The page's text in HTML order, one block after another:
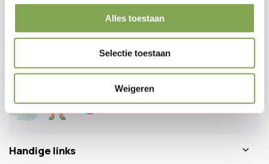
Alles toestaan
Selectie toestaan
Weigeren
Klantenservice
Veelgestelde vragen
info@dewiltfang.nl
+31 640511932
Handige links